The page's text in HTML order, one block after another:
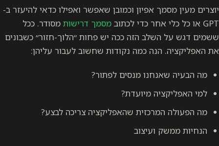
וכמובן שאפשר ואפילו כדאי להיעזר ב-
מסמך דרישותמסודר. ככל
הזה ככה יש פחות ״הלוך-חזור״ כשבונים
כמה נקודות שחשוב לעבור עליהן:
מנסים לפתור?
מיועדת?
שהאפליקציה צריכה לבצע?